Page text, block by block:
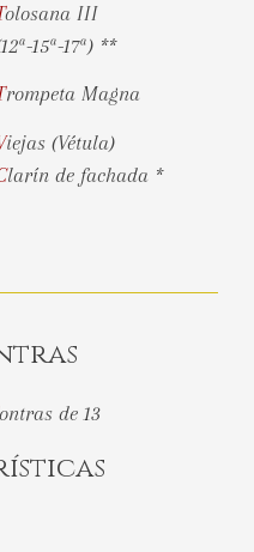
III
15ª-17ª) **
Trompeta Magna
Viejas (Vétula)
Clarín de fachada *
Contras de 13